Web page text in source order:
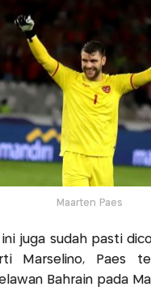
Maarten Paes
ini juga sudah pasti
Marselino, Paes
Bahrain pada